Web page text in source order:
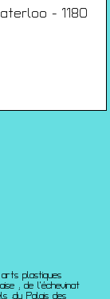
- 1180
plastiques
; de l’échevinat
;du Palais des